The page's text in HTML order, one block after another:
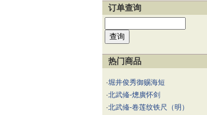
订单查询
热门商品
·堀井俊秀御赐海短
·北武偹-熜廣怀剑
·北武偹-卷莲纹铁尺（明）